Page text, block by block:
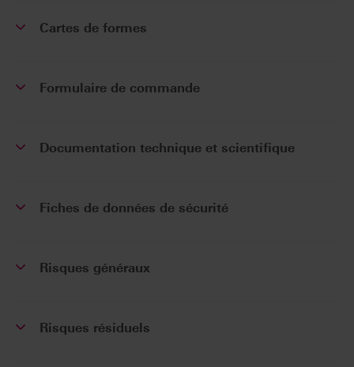
Cartes de formes
Formulaire de commande
Documentation technique et scientifique
Fiches de données de sécurité
Risques généraux
Risques résiduels